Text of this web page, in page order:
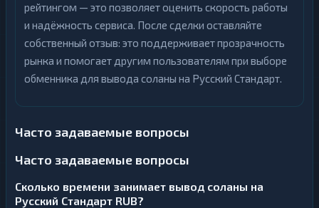
рейтингом — это позволяет оценить скорость работы
и надёжность сервиса. После сделки оставляйте
собственный отзыв: это поддерживает прозрачность
рынка и помогает другим пользователям при выборе
обменника для вывода соланы на Русский Стандарт.
Часто задаваемые вопросы
Часто задаваемые вопросы
Сколько времени занимает вывод соланы на
Русский Стандарт RUB?